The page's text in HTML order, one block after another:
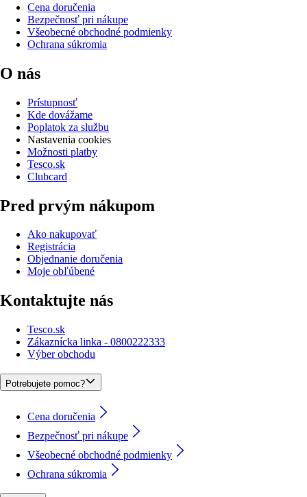
Cena doručenia
Bezpečnosť pri nákupe
Všeobecné obchodné podmienky
Ochrana súkromia
O nás
Prístupnosť
Kde dovážame
Poplatok za službu
Nastavenia cookies
Možnosti platby
Tesco.sk
Clubcard
Pred prvým nákupom
Ako nakupovať
Registrácia
Objednanie doručenia
Moje obľúbené
Kontaktujte nás
Tesco.sk
Zákaznícka linka - 0800222333
Výber obchodu
Potrebujete pomoc?
Cena doručenia
Bezpečnosť pri nákupe
Všeobecné obchodné podmienky
Ochrana súkromia